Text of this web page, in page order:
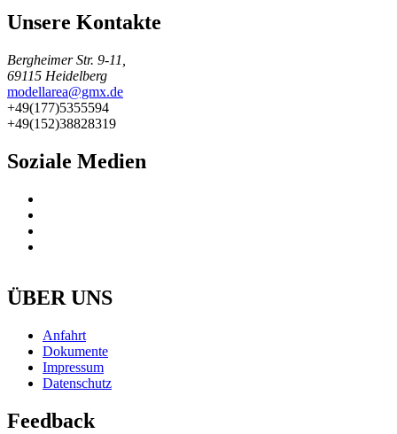
Unsere Kontakte
Bergheimer Str. 9-11,
69115 Heidelberg
modellarea@gmx.de
+49(177)5355594
+49(152)38828319
Soziale Medien
ÜBER UNS
Anfahrt
Dokumente
Impressum
Datenschutz
Feedback